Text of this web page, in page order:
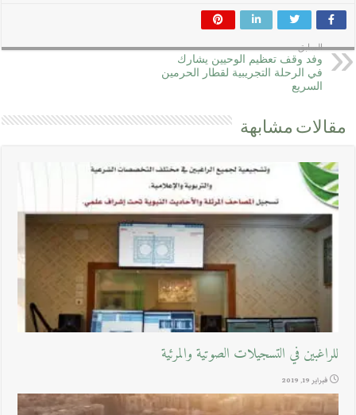
السابق
وفد وقف تعظيم الوحيين يشارك
في الرحلة التجريبية لقطار الحرمين
السريع
مقالات مشابهة
للراغبين في التسجيلات الصوتية والمرئية
فبراير 19, 2019